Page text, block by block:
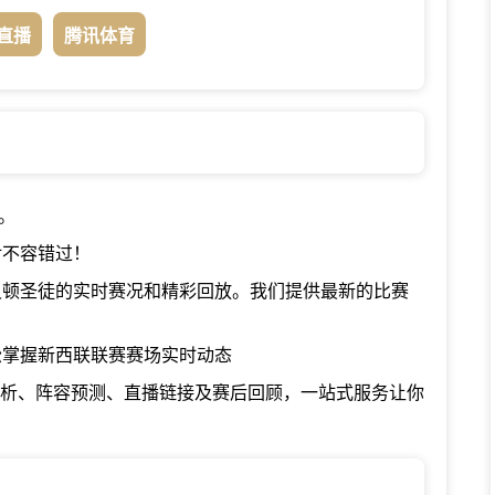
播 腾讯体育
容错过！
圣徒的实时赛况和精彩回放。我们提供最新的比赛
握新西联联赛赛场实时动态
、阵容预测、直播链接及赛后回顾，一站式服务让你